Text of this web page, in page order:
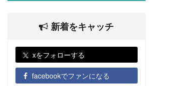
新着をキャッチ
xをフォローする
facebookでファンになる